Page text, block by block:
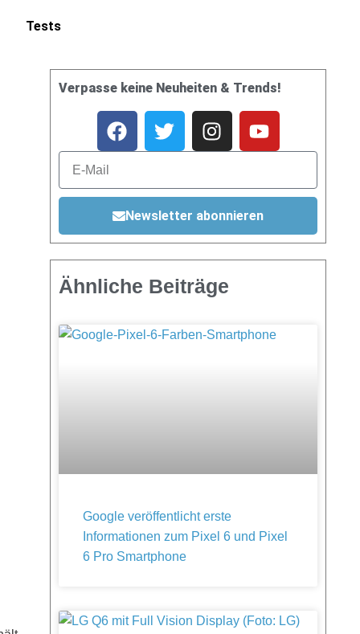
Tests
Verpasse keine Neuheiten & Trends!
Newsletter abonnieren
Ähnliche Beiträge
Google veröffentlicht erste
Informationen zum Pixel 6 und Pixel
6 Pro Smartphone